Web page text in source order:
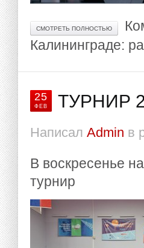
СМОТРЕТЬ ПОЛНОСТЬЮ
Калининграде:
25
ФЕВ ТУРНИР
Написал Admin в
В воскресенье
турнир